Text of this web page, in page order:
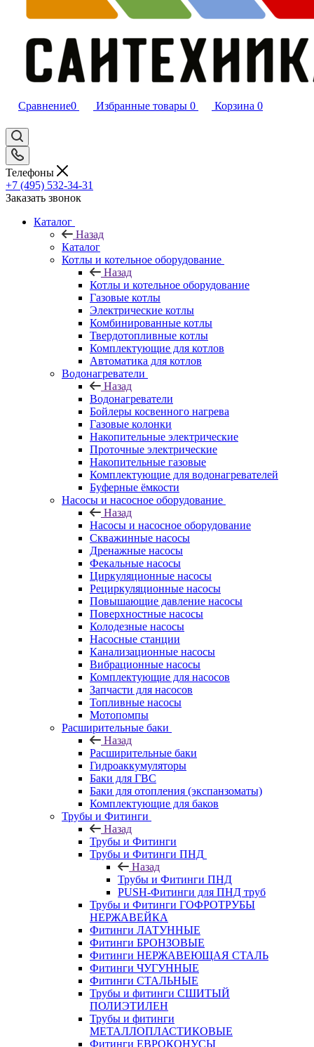
Сравнение0 Избранные товары 0 Корзина 0
Телефоны
+7 (495) 532‑34‑31
Заказать звонок
Каталог
Назад
Каталог
Котлы и котельное оборудование
Назад
Котлы и котельное оборудование
Газовые котлы
Электрические котлы
Комбинированные котлы
Твердотопливные котлы
Комплектующие для котлов
Автоматика для котлов
Водонагреватели
Назад
Водонагреватели
Бойлеры косвенного нагрева
Газовые колонки
Накопительные электрические
Проточные электрические
Накопительные газовые
Комплектующие для водонагревателей
Буферные ёмкости
Насосы и насосное оборудование
Назад
Насосы и насосное оборудование
Скважинные насосы
Дренажные насосы
Фекальные насосы
Циркуляционные насосы
Рециркуляционные насосы
Повышающие давление насосы
Поверхностные насосы
Колодезные насосы
Насосные станции
Канализационные насосы
Вибрационные насосы
Комплектующие для насосов
Запчасти для насосов
Топливные насосы
Мотопомпы
Расширительные баки
Назад
Расширительные баки
Гидроаккумуляторы
Баки для ГВС
Баки для отопления (экспанзоматы)
Комплектующие для баков
Трубы и Фитинги
Назад
Трубы и Фитинги
Трубы и Фитинги ПНД
Назад
Трубы и Фитинги ПНД
PUSH-Фитинги для ПНД труб
Трубы и Фитинги ГОФРОТРУБЫ
НЕРЖАВЕЙКА
Фитинги ЛАТУННЫЕ
Фитинги БРОНЗОВЫЕ
Фитинги НЕРЖАВЕЮЩАЯ СТАЛЬ
Фитинги ЧУГУННЫЕ
Фитинги СТАЛЬНЫЕ
Трубы и фитинги СШИТЫЙ
ПОЛИЭТИЛЕН
Трубы и фитинги
МЕТАЛЛОПЛАСТИКОВЫЕ
Фитинги ЕВРОКОНУСЫ